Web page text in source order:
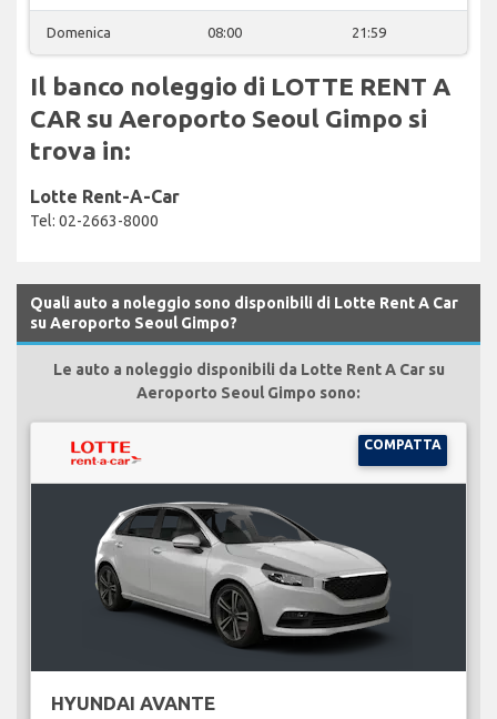
Domenica 08:00 21:59
Il banco noleggio di LOTTE RENT A
CAR su Aeroporto Seoul Gimpo si
trova in:
Lotte Rent-A-Car
Tel: 02-2663-8000
Quali auto a noleggio sono disponibili di Lotte Rent A Car
su Aeroporto Seoul Gimpo?
Le auto a noleggio disponibili da Lotte Rent A Car su
Aeroporto Seoul Gimpo sono:
COMPATTA
HYUNDAI AVANTE